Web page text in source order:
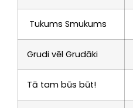
Tukums Smukums
Grudi vēl Grudāki
Tā tam būs būt!